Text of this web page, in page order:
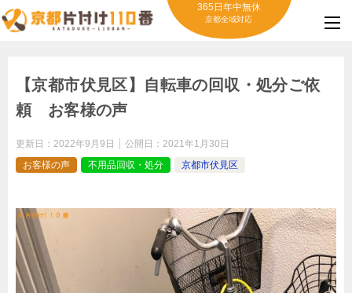
365日年中無休
京都全域対応
【京都市伏見区】自転車の回収・処分ご依
頼 お客様の声
更新日： 2022年9月9日 公開日： 2021年1月30日
お客様の声
不用品回収・処分 京都市伏見区